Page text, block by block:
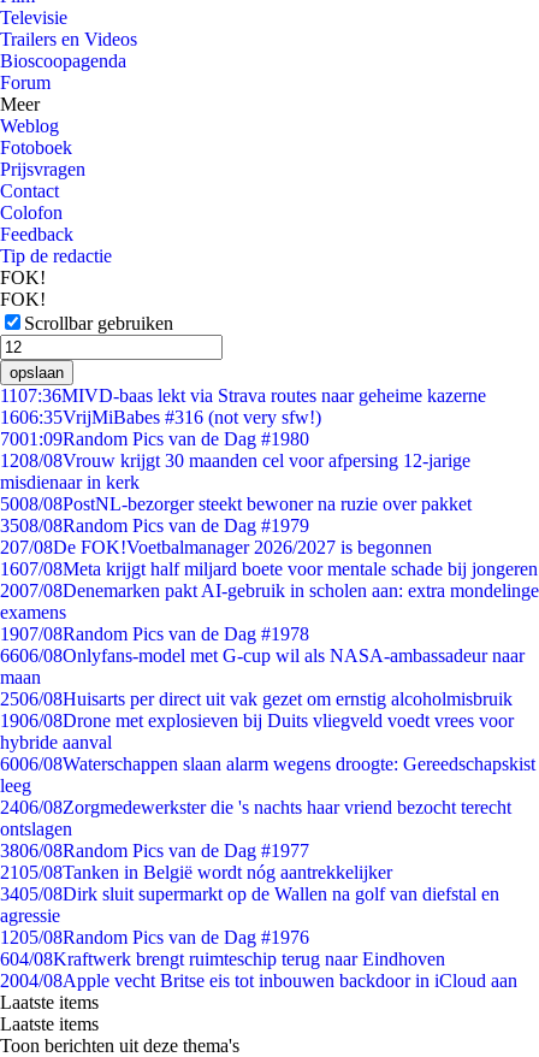
Televisie
Trailers en Videos
Bioscoopagenda
Forum
Meer
Weblog
Fotoboek
Prijsvragen
Contact
Colofon
Feedback
Tip de redactie
FOK!
FOK!
Scrollbar gebruiken
opslaan
1107:36MIVD-baas lekt via Strava routes naar geheime kazerne
1606:35VrijMiBabes #316 (not very sfw!)
7001:09Random Pics van de Dag #1980
1208/08Vrouw krijgt 30 maanden cel voor afpersing 12-jarige
misdienaar in kerk
5008/08PostNL-bezorger steekt bewoner na ruzie over pakket
3508/08Random Pics van de Dag #1979
207/08De FOK!Voetbalmanager 2026/2027 is begonnen
1607/08Meta krijgt half miljard boete voor mentale schade bij jongeren
2007/08Denemarken pakt AI-gebruik in scholen aan: extra mondelinge
examens
1907/08Random Pics van de Dag #1978
6606/08Onlyfans-model met G-cup wil als NASA-ambassadeur naar
maan
2506/08Huisarts per direct uit vak gezet om ernstig alcoholmisbruik
1906/08Drone met explosieven bij Duits vliegveld voedt vrees voor
hybride aanval
6006/08Waterschappen slaan alarm wegens droogte: Gereedschapskist
leeg
2406/08Zorgmedewerkster die 's nachts haar vriend bezocht terecht
ontslagen
3806/08Random Pics van de Dag #1977
2105/08Tanken in België wordt nóg aantrekkelijker
3405/08Dirk sluit supermarkt op de Wallen na golf van diefstal en
agressie
1205/08Random Pics van de Dag #1976
604/08Kraftwerk brengt ruimteschip terug naar Eindhoven
2004/08Apple vecht Britse eis tot inbouwen backdoor in iCloud aan
Laatste items
Laatste items
Toon berichten uit deze thema's